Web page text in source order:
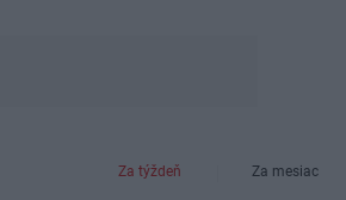
Za týždeň Za mesiac